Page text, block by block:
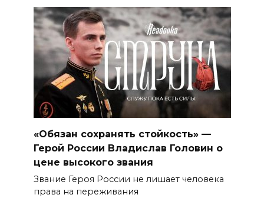
«Обязан сохранять стойкость» —
Герой России Владислав Головин о
цене высокого звания
Звание Героя России не лишает человека
права на переживания